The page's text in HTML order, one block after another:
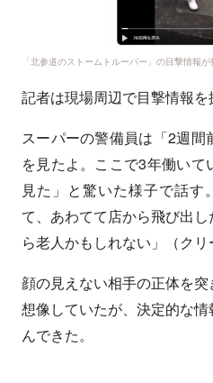
「北参道のストームトルーパー」の目撃情報
記者は現場周辺で目撃情報を
スーパーの警備員は「2週
を見たよ。ここで3年働いて
見た」と驚いた様子で話
て、あわてて店から飛び出
ら老人かもしれない」（クリ
顔の見えない相手の正体を
想像していたが、決定的な
んできた。